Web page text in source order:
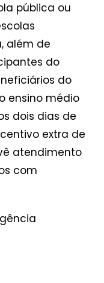
pública ou
além de
do
do
ensino médio
dois dias de
extra de
atendimento
com